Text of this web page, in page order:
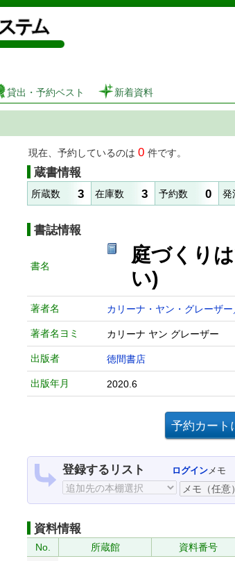
図書館 蔵書検索・予約システム
貸出・予約ベスト 新着資料
現在、予約しているのは 0 件です。
蔵書情報
所蔵数 3 在庫数 3 予約数 0 発
書誌情報
書名
庭づくり
い)
著者名 カリーナ・ヤン・グレーザ
著者名ヨミ カリーナ ヤン グレーザー
出版者 徳間書店
出版年月 2020.6
登録するリスト ログインメモ
資料情報
No. 所蔵館 資料番号